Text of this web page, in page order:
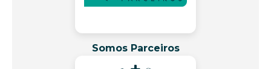
Somos Parceiros